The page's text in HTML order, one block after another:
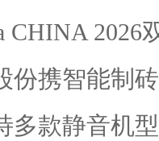
CHINA
份携智能制
多款静音机